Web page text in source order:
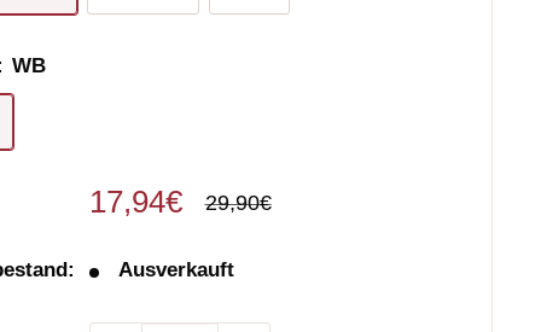
WB
Sonderpreis
17,94€ Normalpreis
29,90€
Ausverkauft